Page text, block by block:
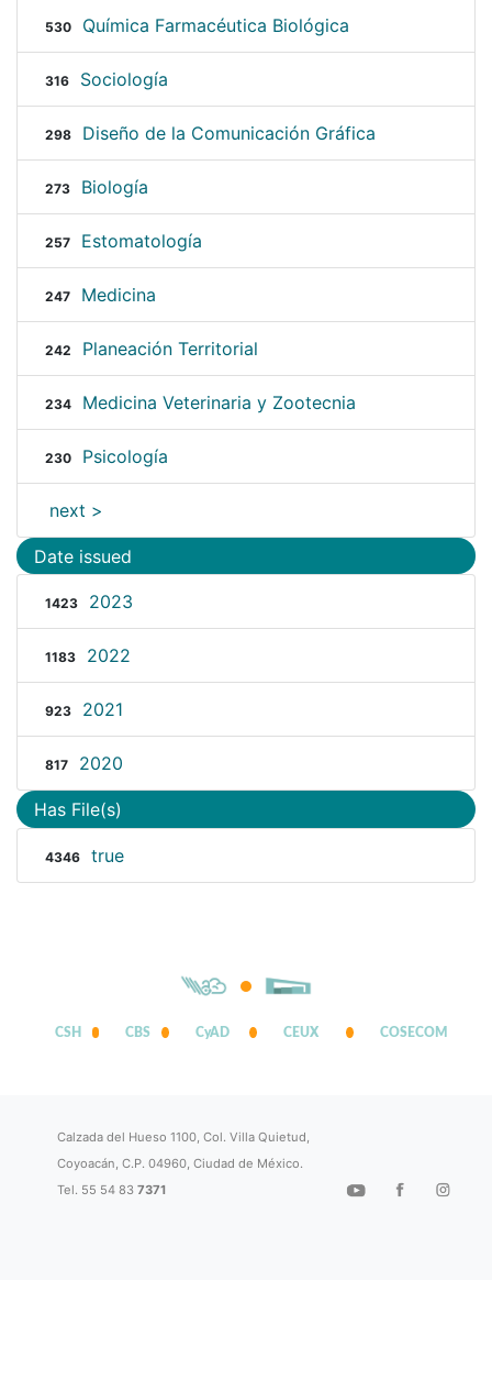
530 Química Farmacéutica Biológica
316 Sociología
298 Diseño de la Comunicación Gráfica
273 Biología
257 Estomatología
247 Medicina
242 Planeación Territorial
234 Medicina Veterinaria y Zootecnia
230 Psicología
next >
Date issued
1423 2023
1183 2022
923 2021
817 2020
Has File(s)
4346 true
CSH CBS CyAD CEUX COSECOM
Calzada del Hueso 1100, Col. Villa Quietud,
Coyoacán, C.P. 04960, Ciudad de México.
Tel. 55 54 837371